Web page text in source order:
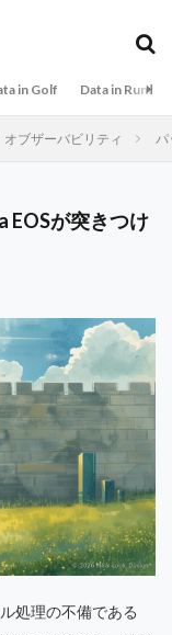
in Golf Data in
オブザーバビリティ パ
EOSが突きつけ
処理の不備である